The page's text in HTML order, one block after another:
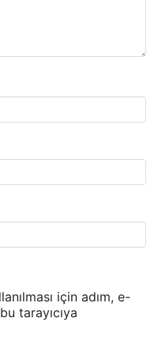
için adım, e-
tarayıcıya